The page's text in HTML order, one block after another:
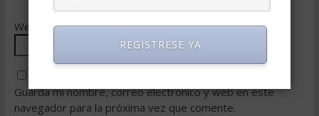
Web
Guarda mi nombre, correo electrónico y web en este
navegador para la próxima vez que comente.
REGISTRESE YA